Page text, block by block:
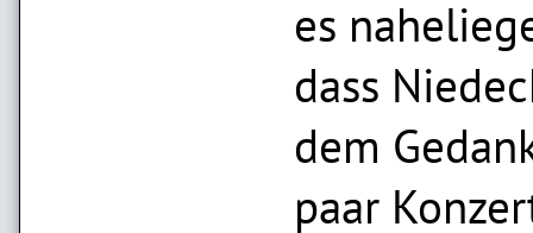
es
dass
dem
paar